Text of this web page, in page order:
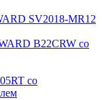
SV2018-MR12
B22CRW со
со